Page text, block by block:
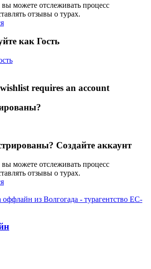
можете отслеживать процесс
отзывы о турах.
как Гость
requires an account
Создайте аккаунт
можете отслеживать процесс
отзывы о турах.